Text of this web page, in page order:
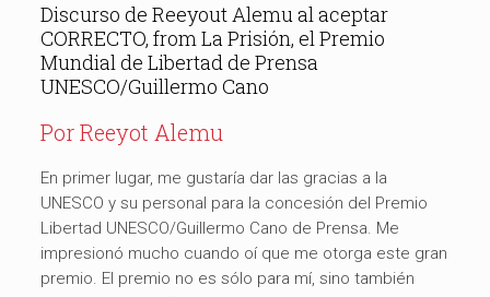
Discurso de Reeyout Alemu al aceptar
CORRECTO, from La Prisión, el Premio
Mundial de Libertad de Prensa
UNESCO/Guillermo Cano
Por Reeyot Alemu
En primer lugar, me gustaría dar las gracias a la
UNESCO y su personal para la concesión del Premio
Libertad UNESCO/Guillermo Cano de Prensa. Me
impresionó mucho cuando oí que me otorga este gran
premio. El premio no es sólo para mí, sino también